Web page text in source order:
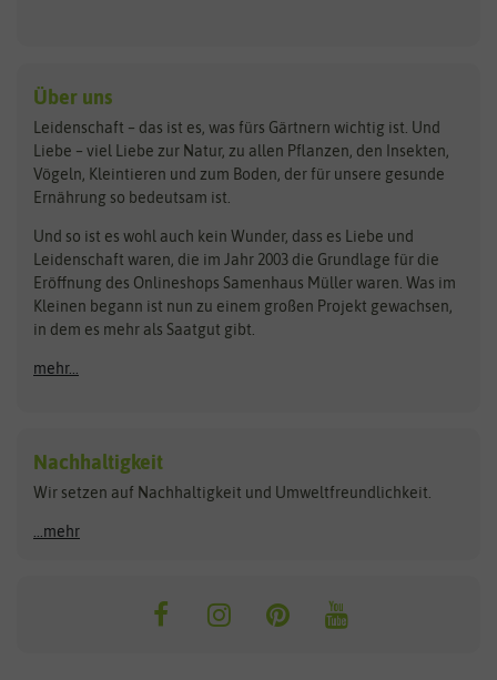
Kräutersamen
Obstsamen
Pilzbrut
Rasensamen
Steckzwiebeln
Zimmer & Kübelpflanzen
Kataloge
Schnäppchen
Anzucht & Gartenzubehör
Anzuchtschalen
Heizmatte & Heizkabel
Kokos-Quelltabletten
Zimmergewächshaus
Benary
Bingenheimer Saatgut
Bionana
BIOWOL
Blumicorn
Bûten Birds
Carl Pabst
Dürr-Samen
Feldsaaten Freudenberger
Fertil
Flora Elite
Florissa
Flortis
Franchi Sementi
Hortitops
JUB Holland
Über uns
Leidenschaft – das ist es, was fürs Gärtnern wichtig ist. Und
Liebe – viel Liebe zur Natur, zu allen Pflanzen, den Insekten,
Vögeln, Kleintieren und zum Boden, der für unsere gesunde
Ernährung so bedeutsam ist.
Und so ist es wohl auch kein Wunder, dass es Liebe und
Leidenschaft waren, die im Jahr 2003 die Grundlage für die
Eröffnung des Onlineshops Samenhaus Müller waren. Was im
Kleinen begann ist nun zu einem großen Projekt gewachsen,
in dem es mehr als Saatgut gibt.
mehr...
Nachhaltigkeit
Wir setzen auf Nachhaltigkeit und Umweltfreundlichkeit.
...mehr